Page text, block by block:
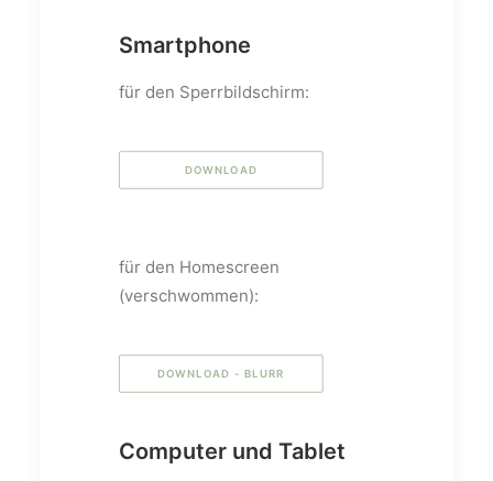
Smartphone
für den Sperrbildschirm:
DOWNLOAD
für den Homescreen
(verschwommen):
DOWNLOAD - BLURR
Computer und Tablet